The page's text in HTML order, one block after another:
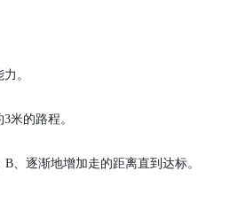
。
米的路程。
、逐渐地增加走的距离直到达标。